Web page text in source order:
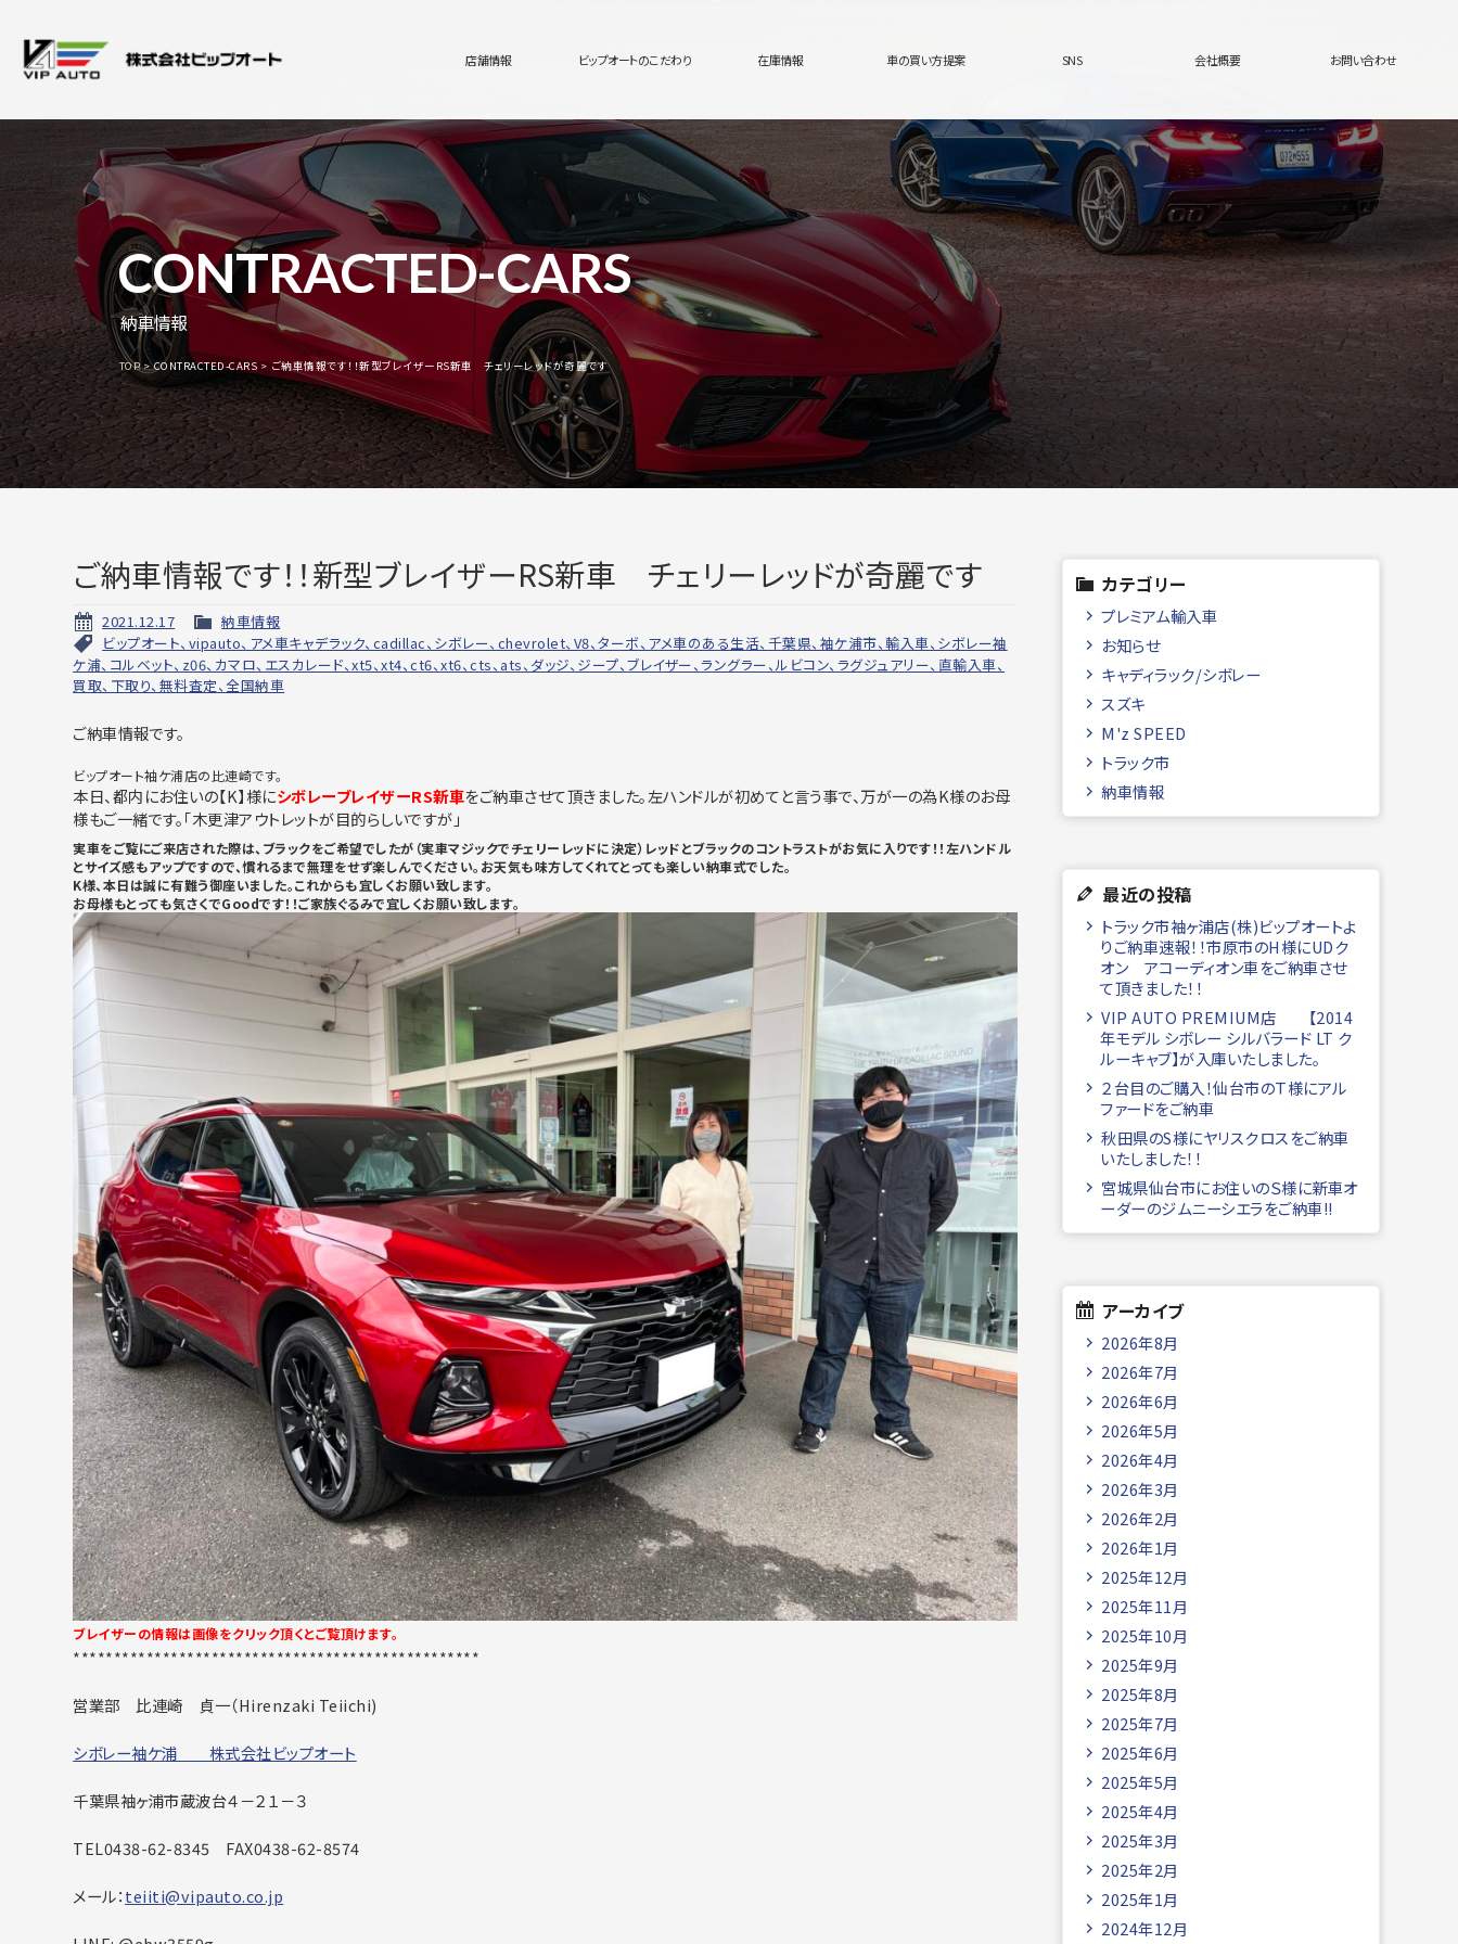
店舗情報 ビップオートのこだわり 在庫情報 車の買い方提案 SNS 会社概要 お問い合わせ
CONTRACTED-CARS
納車情報
TOP CONTRACTED-CARS ご納車情報です！！新型ブレイザーRS新車 チェリーレッドが奇麗です
ご納車情報です！！新型ブレイザーRS新車 チェリーレッドが奇麗です
2021.12.17
納車情報
ビップオート、vipauto、アメ車キャデラック、cadillac、シボレー、chevrolet、V8、ターボ、アメ車のある生活、千葉県、袖ケ浦市、輸入車、シボレー袖
ケ浦、コルベット、z06、カマロ、エスカレード、xt5、xt4、ct6、xt6、cts、ats、ダッジ、ジープ、ブレイザー、ラングラー、ルビコン、ラグジュアリー、直輸入車、
買取、下取り、無料査定、全国納車
ご納車情報です。
ビップオート袖ケ浦店の比連崎です。
本日、都内にお住いの【K】様にシボレーブレイザーRS新車をご納車させて頂きました。左ハンドルが初めてと言う事で、万が一の為K様のお母
様もご一緒です。「木更津アウトレットが目的らしいですが」
実車をご覧にご来店された際は、ブラックをご希望でしたが（実車マジックでチェリーレッドに決定）レッドとブラックのコントラストがお気に入りです！！左ハンドル
とサイズ感もアップですので、慣れるまで無理をせず楽しんでください。お天気も味方してくれてとっても楽しい納車式でした。
K様、本日は誠に有難う御座いました。これからも宜しくお願い致します。
お母様もとっても気さくでGoodです！！ご家族ぐるみで宜しくお願い致します。
ブレイザーの情報は画像をクリック頂くとご覧頂けます。
**************************************************
営業部 比連崎 貞一（Hirenzaki Teiichi)
シボレー袖ケ浦 株式会社ビップオート
千葉県袖ヶ浦市蔵波台４－２１－３
TEL0438-62-8345 FAX0438-62-8574
メール：teiiti@vipauto.co.jp
カテゴリー
プレミアム輸入車
お知らせ
キャディラック/シボレー
スズキ
M'z SPEED
トラック市
納車情報
最近の投稿
トラック市袖ヶ浦店(株)ビップオートよ
りご納車速報！！市原市のH様にUDク
オン アコーディオン車をご納車させ
て頂きました！！
VIP AUTO PREMIUM店 【2014
年モデル シボレー シルバラード LT ク
ルーキャブ】が入庫いたしました。
２台目のご購入！仙台市のＴ様にアル
ファードをご納車
秋田県のS様にヤリスクロスをご納車
いたしました！！
宮城県仙台市にお住いのＳ様に新車オ
ーダーのジムニーシエラをご納車!!
アーカイブ
2026年8月
2026年7月
2026年6月
2026年5月
2026年4月
2026年3月
2026年2月
2026年1月
2025年12月
2025年11月
2025年10月
2025年9月
2025年8月
2025年7月
2025年6月
2025年5月
2025年4月
2025年3月
2025年2月
2025年1月
2024年12月